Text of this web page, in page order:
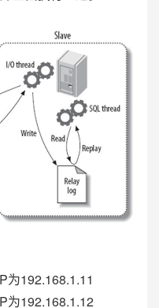
为192.168.1.11
为192.168.1.12